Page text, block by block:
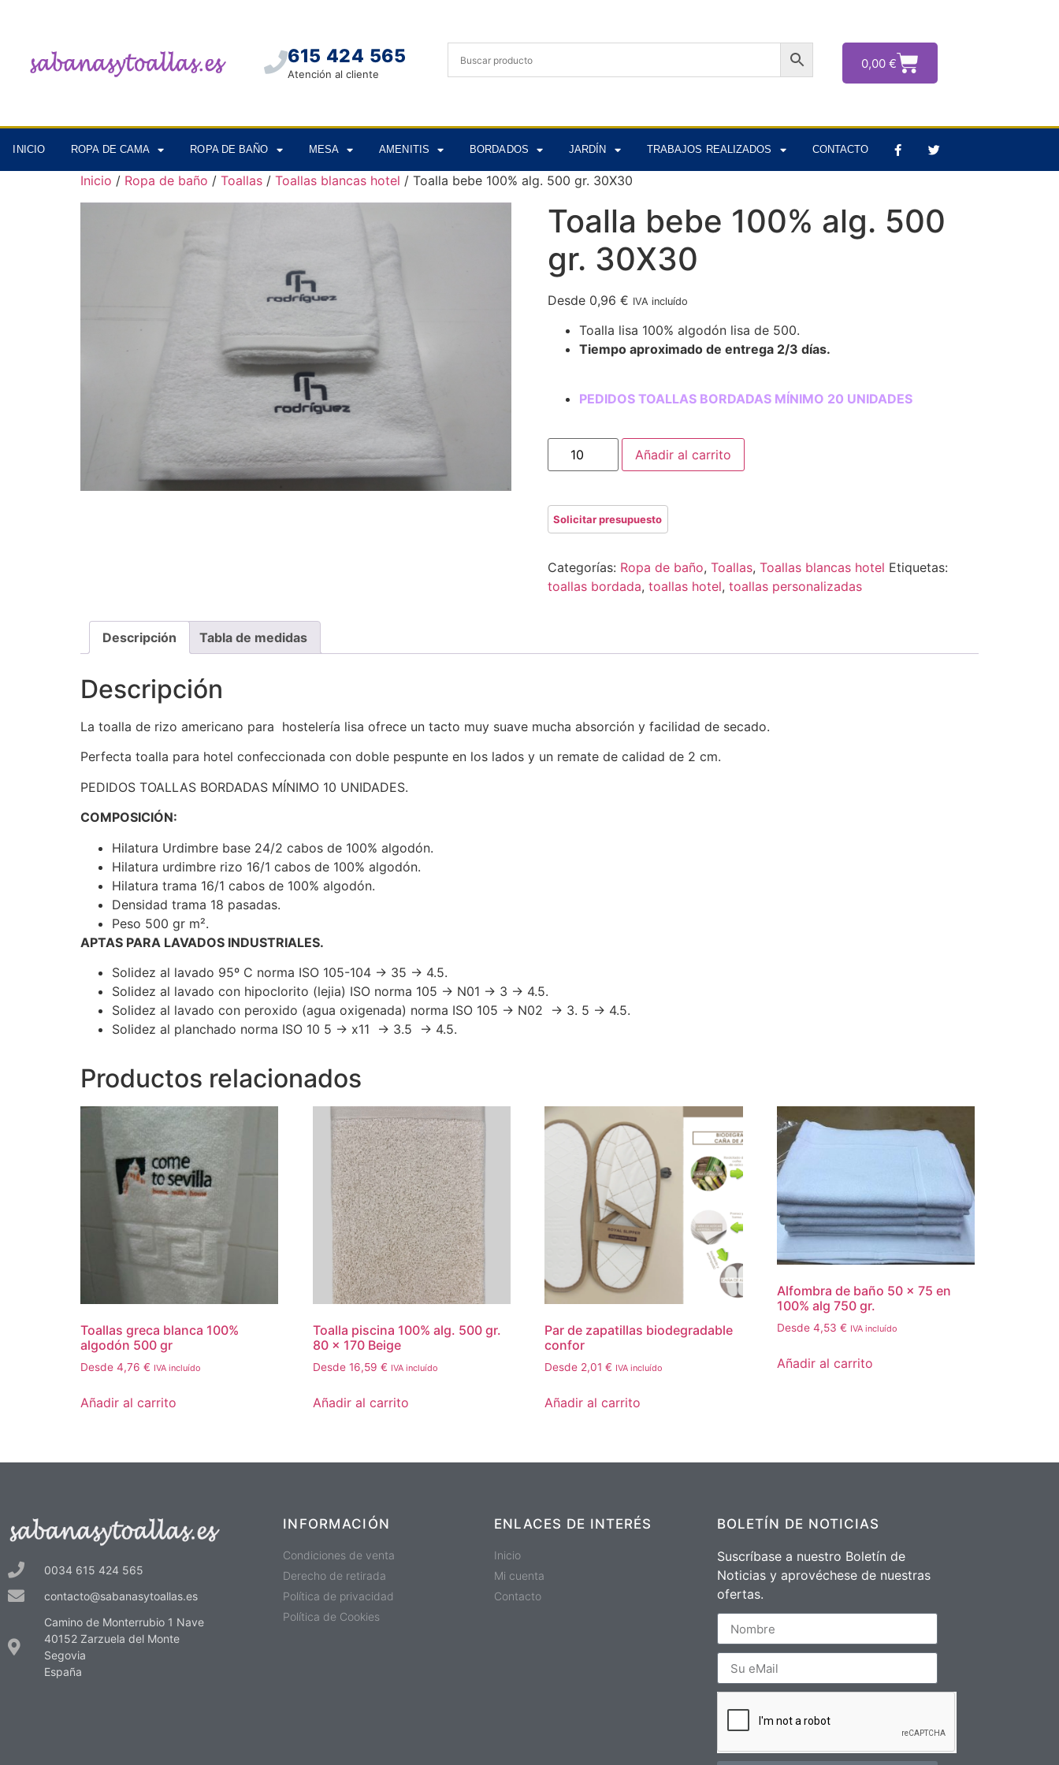
615 424 565
Atención al cliente
0,00 €
INICIO ROPA DE CAMA ROPA DE BAÑO MESA AMENITIS BORDADOS JARDÍN TRABAJOS REALIZADOS CONTACTO
Inicio / Ropa de baño / Toallas / Toallas blancas hotel / Toalla bebe 100% alg. 500 gr. 30X30
Toalla bebe 100% alg. 500
gr. 30X30
Desde 0,96 € IVA incluído
Toalla lisa 100% algodón lisa de 500.
Tiempo aproximado de entrega 2/3 días.
PEDIDOS TOALLAS BORDADAS MÍNIMO 20 UNIDADES
Añadir al carrito
Categorías: Ropa de baño, Toallas, Toallas blancas hotel Etiquetas:
toallas bordada, toallas hotel, toallas personalizadas
Descripción Tabla de medidas
Descripción
La toalla de rizo americano para hostelería lisa ofrece un tacto muy suave mucha absorción y facilidad de secado.
Perfecta toalla para hotel confeccionada con doble pespunte en los lados y un remate de calidad de 2 cm.
PEDIDOS TOALLAS BORDADAS MÍNIMO 10 UNIDADES.
COMPOSICIÓN:
Hilatura Urdimbre base 24/2 cabos de 100% algodón.
Hilatura urdimbre rizo 16/1 cabos de 100% algodón.
Hilatura trama 16/1 cabos de 100% algodón.
Densidad trama 18 pasadas.
Peso 500 gr m².
APTAS PARA LAVADOS INDUSTRIALES.
Solidez al lavado 95º C norma ISO 105-104 → 35 → 4.5.
Solidez al lavado con hipoclorito (lejia) ISO norma 105 → N01 → 3 → 4.5.
Solidez al lavado con peroxido (agua oxigenada) norma ISO 105 → N02 → 3. 5 → 4.5.
Solidez al planchado norma ISO 10 5 → x11 → 3.5 → 4.5.
Productos relacionados
Toallas greca blanca 100%
algodón 500 gr
Desde 4,76 € IVA incluído
Añadir al carrito
Toalla piscina 100% alg. 500 gr.
80 x 170 Beige
Desde 16,59 € IVA incluído
Añadir al carrito
Par de zapatillas biodegradable
confor
Desde 2,01€ IVA incluído
Añadir al carrito
Alfombra de baño 50 x 75 en
100% alg 750 gr.
Desde4,53€ IVA incluído
Añadir al carrito
0034 615 424 565
contacto@sabanasytoallas.es
Camino de Monterrubio 1 Nave
40152 Zarzuela del Monte
Segovia
España
INFORMACIÓN
Condiciones de venta
Derecho de retirada
Política de privacidad
Política de Cookies
ENLACES DE INTERÉS
Inicio
Mi cuenta
Contacto
BOLETÍN DE NOTICIAS
Suscríbase a nuestro Boletín de
Noticias y aprovéchese de nuestras
ofertas.